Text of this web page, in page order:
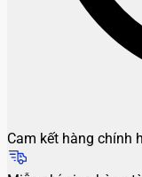
Cam kết hàng chính